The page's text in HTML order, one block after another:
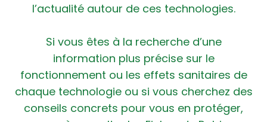
l’actualité autour de ces technologies.
Si vous êtes à la recherche d’une
information plus précise sur le
fonctionnement ou les effets sanitaires de
chaque technologie ou si vous cherchez des
conseils concrets pour vous en protéger,